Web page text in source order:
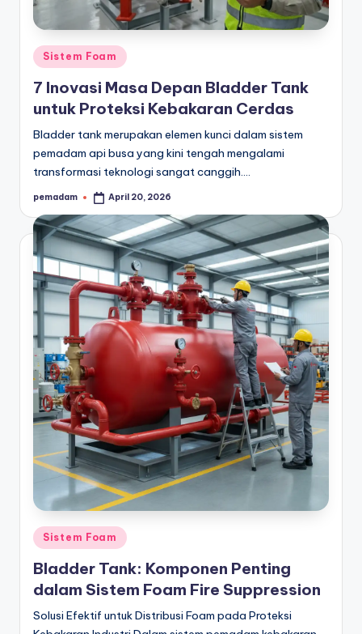
Posted
in
Sistem Foam
7 Inovasi Masa Depan Bladder Tank
untuk Proteksi Kebakaran Cerdas
Bladder tank merupakan elemen kunci dalam sistem
pemadam api busa yang kini tengah mengalami
transformasi teknologi sangat canggih.…
Posted
pemadam April 20, 2026
Posted
in
Sistem Foam
Bladder Tank: Komponen Penting
dalam Sistem Foam Fire Suppression
Solusi Efektif untuk Distribusi Foam pada Proteksi